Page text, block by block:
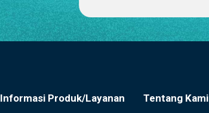
Informasi Produk/Layanan Tentang Kami